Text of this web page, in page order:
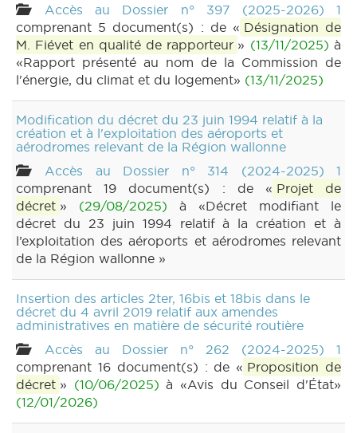
Accès au Dossier n° 397 (2025-2026) 1
comprenant 5 document(s) : de « Désignation de
M. Fiévet en qualité de rapporteur » (13/11/2025) à
«Rapport présenté au nom de la Commission de
l'énergie, du climat et du logement» (13/11/2025)
Modification du décret du 23 juin 1994 relatif à la
création et à l'exploitation des aéroports et
aérodromes relevant de la Région wallonne
Accès au Dossier n° 314 (2024-2025) 1
comprenant 19 document(s) : de « Projet de
décret » (29/08/2025) à «Décret modifiant le
décret du 23 juin 1994 relatif à la création et à
l’exploitation des aéroports et aérodromes relevant
de la Région wallonne »
Insertion des articles 2ter, 16bis et 18bis dans le
décret du 4 avril 2019 relatif aux amendes
administratives en matière de sécurité routière
Accès au Dossier n° 262 (2024-2025) 1
comprenant 16 document(s) : de « Proposition de
décret » (10/06/2025) à «Avis du Conseil d'État»
(12/01/2026)